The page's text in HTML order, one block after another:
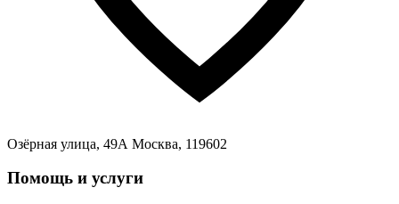
Озёрная улица, 49А Москва, 119602
Помощь и услуги